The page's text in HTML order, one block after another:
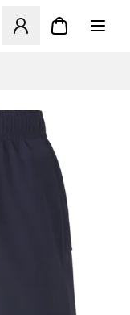
en Modal til at